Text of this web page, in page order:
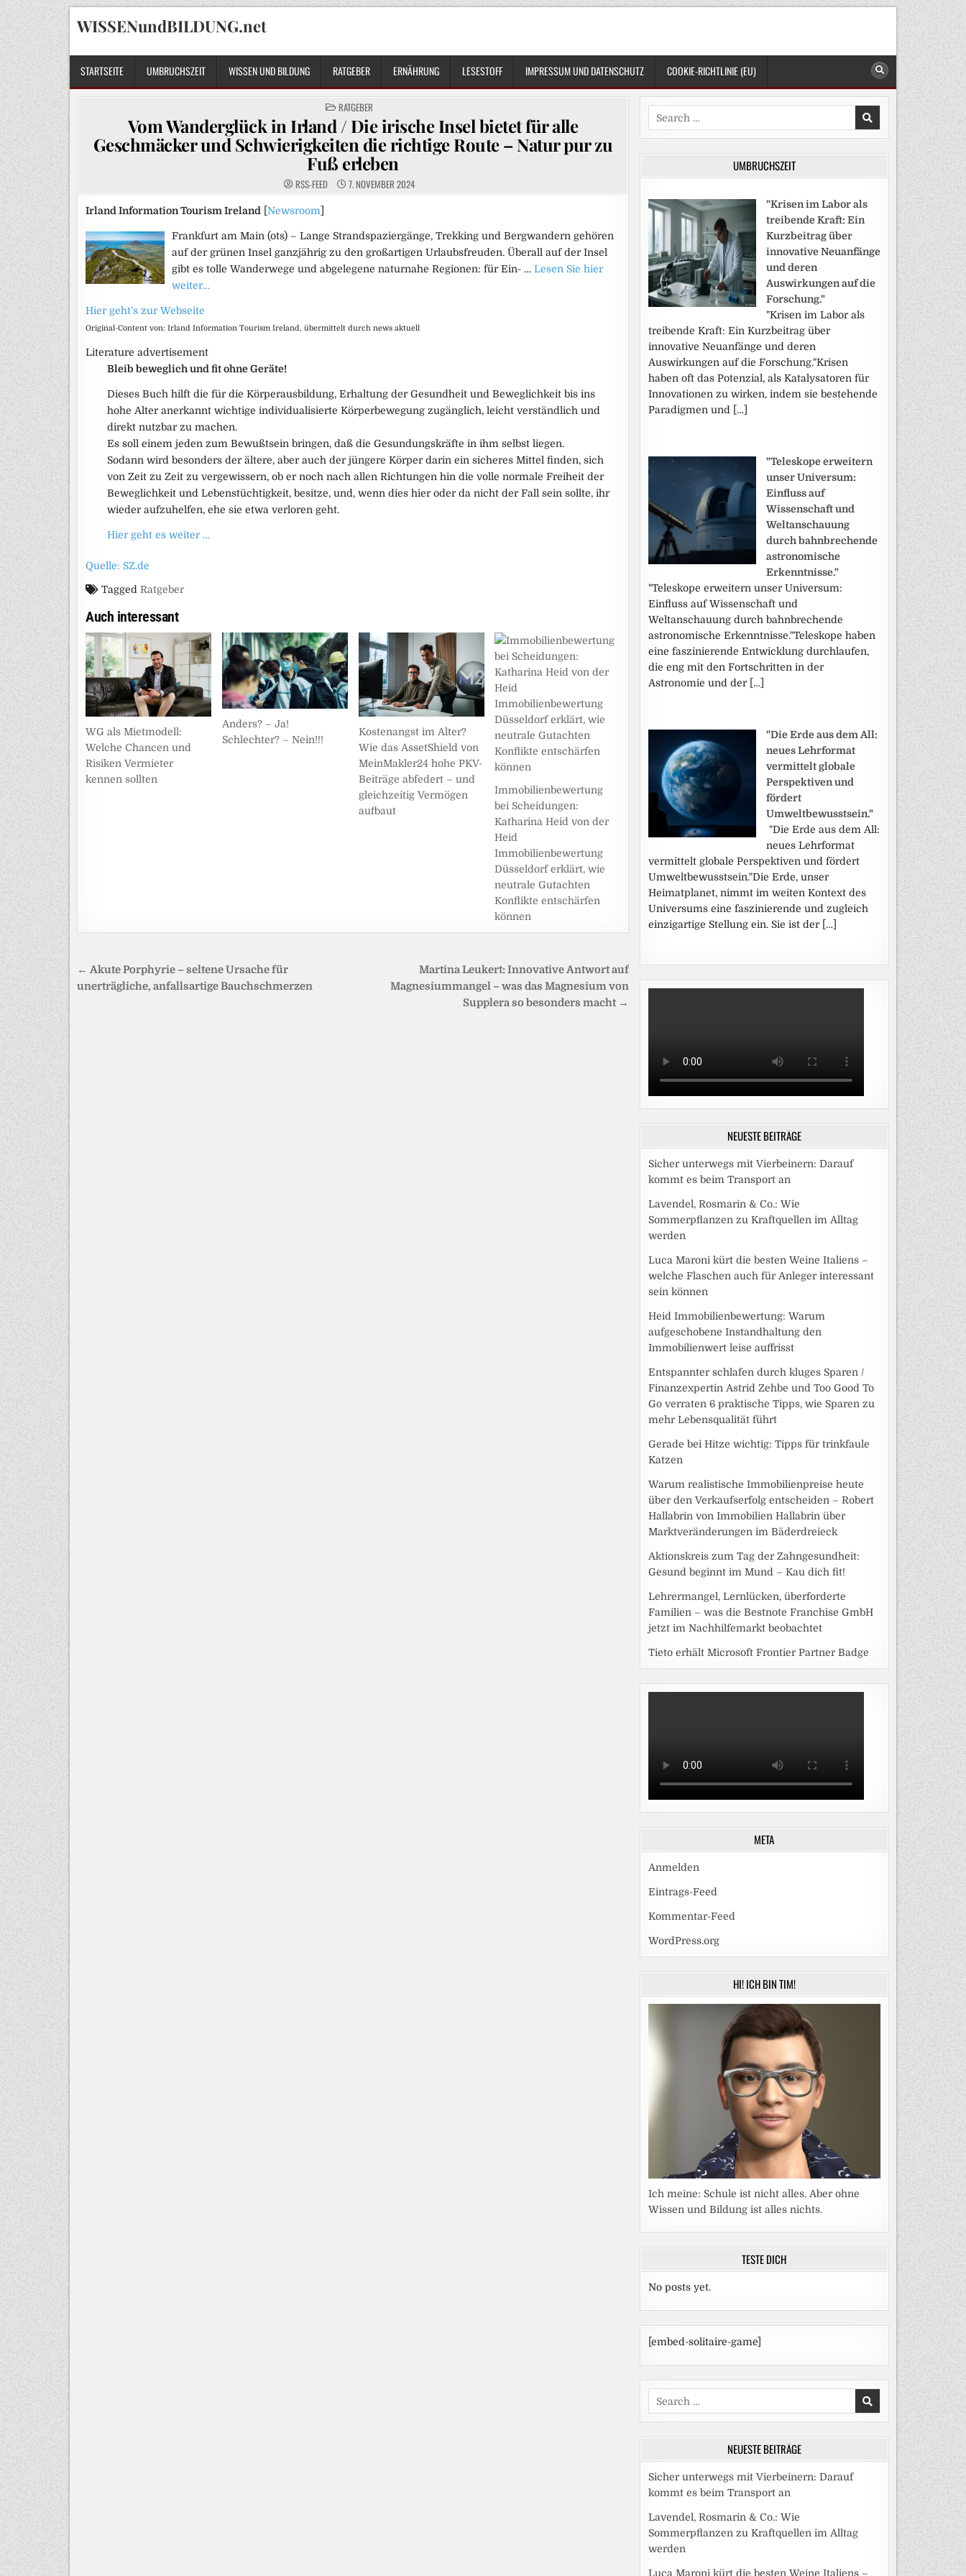
Skip
to
content
WISSENundBILDUNG.net
STARTSEITE UMBRUCHSZEIT WISSEN UND BILDUNG RATGEBER ERNÄHRUNG LESESTOFF IMPRESSUM UND DATENSCHUTZ COOKIE-RICHTLINIE (EU)
POSTED
IN
RATGEBER
Vom Wanderglück in Irland / Die irische Insel bietet für alle
Geschmäcker und Schwierigkeiten die richtige Route – Natur pur zu
Fuß erleben
RSS-FEED 7. NOVEMBER 2024
Irland Information Tourism Ireland Newsroom
Frankfurt am Main (ots) – Lange Strandspaziergänge, Trekking und Bergwandern gehören
auf der grünen Insel ganzjährig zu den großartigen Urlaubsfreuden. Überall auf der Insel
gibt es tolle Wanderwege und abgelegene naturnahe Regionen: für Ein- … Lesen Sie hier
weiter…
Hier geht’s zur Webseite
Original-Content von: Irland Information Tourism Ireland, übermittelt durch news aktuell
Literature advertisement
Bleib beweglich und fit ohne Geräte!
Dieses Buch hilft die für die Körperausbildung, Erhaltung der Gesundheit und Beweglichkeit bis ins
hohe Alter anerkannt wichtige individualisierte Körperbewegung zugänglich, leicht verständlich und
direkt nutzbar zu machen.
Es soll einem jeden zum Bewußtsein bringen, daß die Gesundungskräfte in ihm selbst liegen.
Sodann wird besonders der ältere, aber auch der jüngere Körper darin ein sicheres Mittel finden, sich
von Zeit zu Zeit zu vergewissern, ob er noch nach allen Richtungen hin die volle normale Freiheit der
Beweglichkeit und Lebenstüchtigkeit, besitze, und, wenn dies hier oder da nicht der Fall sein sollte, ihr
wieder aufzuhelfen, ehe sie etwa verloren geht.
Hier geht es weiter …
Quelle: SZ.de
Tagged Ratgeber
Auch interessant
WG als Mietmodell:
Welche Chancen und
Risiken Vermieter
kennen sollten
Anders? – Ja!
Schlechter? – Nein!!!
Kostenangst im Alter?
Wie das AssetShield von
MeinMakler24 hohe PKV-
Beiträge abfedert – und
gleichzeitig Vermögen
aufbaut
Immobilienbewertung
bei Scheidungen:
Katharina Heid von der
Heid
Immobilienbewertung
Düsseldorf erklärt, wie
neutrale Gutachten
Konflikte entschärfen
können
Beitragsnavigation
Martina Leukert: Innovative Antwort auf
Magnesiummangel – was das Magnesium von
Supplera so besonders macht →
← Akute Porphyrie – seltene Ursache für
unerträgliche, anfallsartige Bauchschmerzen
Search
for:
UMBRUCHSZEIT
"Krisen im Labor als
treibende Kraft: Ein
Kurzbeitrag über
innovative Neuanfänge
und deren
Auswirkungen auf die
Forschung."
"Krisen im Labor als
treibende Kraft: Ein Kurzbeitrag über
innovative Neuanfänge und deren
Auswirkungen auf die Forschung."Krisen
haben oft das Potenzial, als Katalysatoren für
Innovationen zu wirken, indem sie bestehende
Paradigmen und […]
"Teleskope erweitern
unser Universum:
Einfluss auf
Wissenschaft und
Weltanschauung
durch bahnbrechende
astronomische
Erkenntnisse."
"Teleskope erweitern unser Universum:
Einfluss auf Wissenschaft und
Weltanschauung durch bahnbrechende
astronomische Erkenntnisse."Teleskope haben
eine faszinierende Entwicklung durchlaufen,
die eng mit den Fortschritten in der
Astronomie und der […]
"Die Erde aus dem All:
neues Lehrformat
vermittelt globale
Perspektiven und
fördert
Umweltbewusstsein."
"Die Erde aus dem All:
neues Lehrformat
vermittelt globale Perspektiven und fördert
Umweltbewusstsein."Die Erde, unser
Heimatplanet, nimmt im weiten Kontext des
Universums eine faszinierende und zugleich
einzigartige Stellung ein. Sie ist der […]
NEUESTE BEITRÄGE
Sicher unterwegs mit Vierbeinern: Darauf
kommt es beim Transport an
Lavendel, Rosmarin & Co.: Wie
Sommerpflanzen zu Kraftquellen im Alltag
werden
Luca Maroni kürt die besten Weine Italiens –
welche Flaschen auch für Anleger interessant
sein können
Heid Immobilienbewertung: Warum
aufgeschobene Instandhaltung den
Immobilienwert leise auffrisst
Entspannter schlafen durch kluges Sparen /
Finanzexpertin Astrid Zehbe und Too Good To
Go verraten 6 praktische Tipps, wie Sparen zu
mehr Lebensqualität führt
Gerade bei Hitze wichtig: Tipps für trinkfaule
Katzen
Warum realistische Immobilienpreise heute
über den Verkaufserfolg entscheiden – Robert
Hallabrin von Immobilien Hallabrin über
Marktveränderungen im Bäderdreieck
Aktionskreis zum Tag der Zahngesundheit:
Gesund beginnt im Mund – Kau dich fit!
Lehrermangel, Lernlücken, überforderte
Familien – was die Bestnote Franchise GmbH
jetzt im Nachhilfemarkt beobachtet
Tieto erhält Microsoft Frontier Partner Badge
META
Anmelden
Eintrags-Feed
Kommentar-Feed
WordPress.org
HI! ICH BIN TIM!
Ich meine: Schule ist nicht alles. Aber ohne
Wissen und Bildung ist alles nichts.
TESTE DICH
No posts yet.
[embed-solitaire-game]
Search
for:
NEUESTE BEITRÄGE
Sicher unterwegs mit Vierbeinern: Darauf
kommt es beim Transport an
Lavendel, Rosmarin & Co.: Wie
Sommerpflanzen zu Kraftquellen im Alltag
werden
Luca Maroni kürt die besten Weine Italiens –